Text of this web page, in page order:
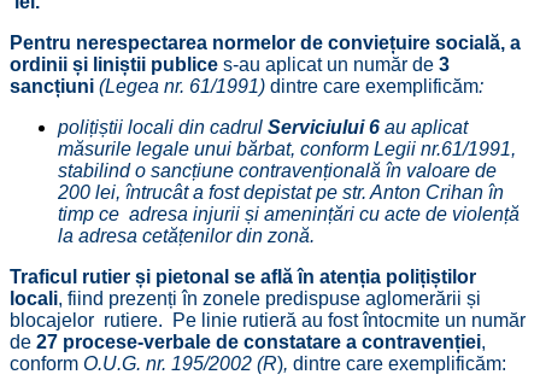
Pentru nerespectarea normelor de conviețuire socială, a
ordinii și liniștii publice s-au aplicat un număr de 3
sancțiuni (Legea nr. 61/1991) dintre care exemplificăm:
polițiștii locali din cadrul Serviciului 6 au aplicat
măsurile legale unui bărbat, conform Legii nr.61/1991,
stabilind o sancțiune contravențională în valoare de
200 lei, întrucât a fost depistat pe str. Anton Crihan în
timp ce adresa injurii și amenințări cu acte de violență
la adresa cetățenilor din zonă.
Traficul rutier și pietonal se află în atenția polițiștilor
locali, fiind prezenți în zonele predispuse aglomerării și
blocajelor rutiere. Pe linie rutieră au fost întocmite un număr
de 27 procese-verbale de constatare a contravenției,
conform O.U.G. nr. 195/2002 (R), dintre care exemplificăm: